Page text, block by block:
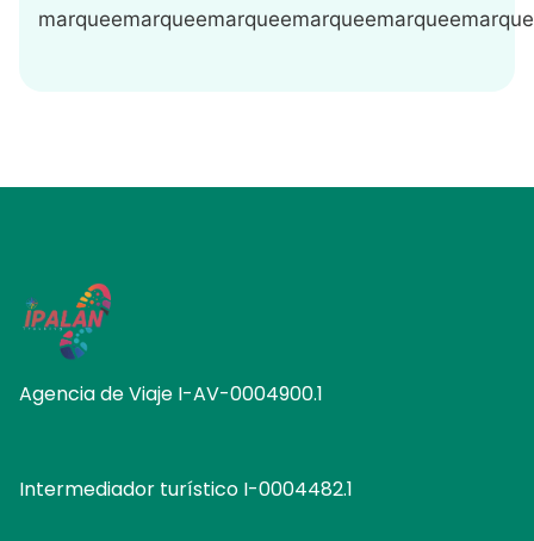
Agencia de Viaje I-AV-0004900.1
Intermediador turístico I-0004482.1